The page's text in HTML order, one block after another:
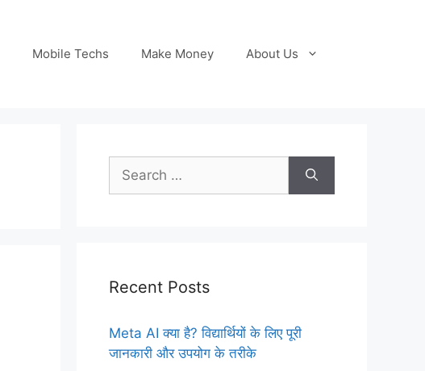
Mobile Techs Make Money About Us
Search
for:
Recent Posts
Meta AI क्या है? विद्यार्थियों के लिए पूरी
जानकारी और उपयोग के तरीके